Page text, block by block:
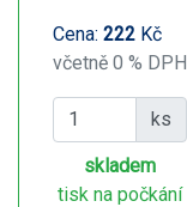
Cena: 222 Kč
včetně 0 % DPH
ks
skladem
tisk na počkání